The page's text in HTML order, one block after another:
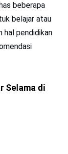
beberapa
belajar atau
hal pendidikan
Selama di